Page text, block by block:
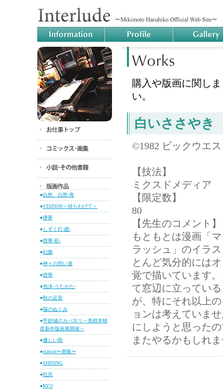
●白愁、白愁-青
●STATION～待ちわびて～
●儚夢
● しずく灯-廻-
●燈華-彩-
●幻朧
●神々の想い道
●燈華
●泡沫-うたかた-
●秋の足音
●陽のぬくみ
●甲鉄城のカバネリ～美樹本晴
彦新作版画展開催～
●優しい雨
●station〜潮風〜
●SHINING
●吐息
●RYO
購入や版画に関し
い。
白いささやき
©1982 ビックウエ
【技法】
ミクスドメディア
【限定数】
80
【先生のコメント】
もともとは漫画「
ラッシュ」のイラ
とんど気分的には
覚で描いています
て窓辺に立ってい
が、特にそれ以上
ョンは考えていま
にしようと思った
またやるかもしれ